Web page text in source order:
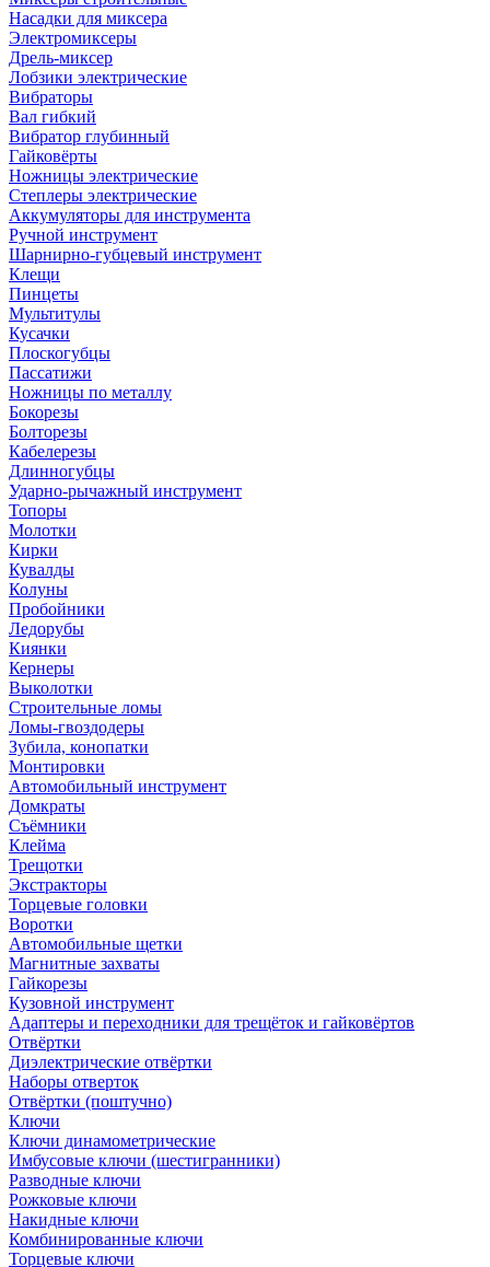
Насадки для миксера
Электромиксеры
Дрель-миксер
Лобзики электрические
Вибраторы
Вал гибкий
Вибратор глубинный
Гайковёрты
Ножницы электрические
Степлеры электрические
Аккумуляторы для инструмента
Ручной инструмент
Шарнирно-губцевый инструмент
Клещи
Пинцеты
Мультитулы
Кусачки
Плоскогубцы
Пассатижи
Ножницы по металлу
Бокорезы
Болторезы
Кабелерезы
Длинногубцы
Ударно-рычажный инструмент
Топоры
Молотки
Кирки
Кувалды
Колуны
Пробойники
Ледорубы
Киянки
Кернеры
Выколотки
Строительные ломы
Ломы-гвоздодеры
Зубила, конопатки
Монтировки
Автомобильный инструмент
Домкраты
Съёмники
Клейма
Трещотки
Экстракторы
Торцевые головки
Воротки
Автомобильные щетки
Магнитные захваты
Гайкорезы
Кузовной инструмент
Адаптеры и переходники для трещёток и гайковёртов
Отвёртки
Диэлектрические отвёртки
Наборы отверток
Отвёртки (поштучно)
Ключи
Ключи динамометрические
Имбусовые ключи (шестигранники)
Разводные ключи
Рожковые ключи
Накидные ключи
Комбинированные ключи
Торцевые ключи